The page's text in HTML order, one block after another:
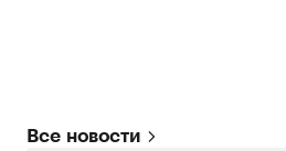
Все новости